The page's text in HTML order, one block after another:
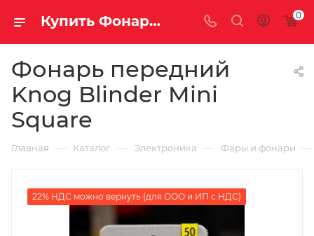
Купить Фонарь передний Knog Blinder Mini Square за рублей, а со скидкой 0
Фонарь передний
Knog Blinder Mini
Square
Главная — Каталог — Электроника — Фары и фонари —
22% НДС можно вернуть (для ООО и ИП с НДС)